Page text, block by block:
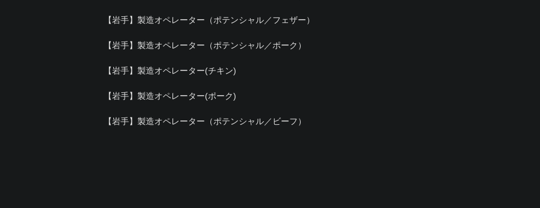
【岩手】製造オペレーター（ポテンシャル／フェザー）
【岩手】製造オペレーター（ポテンシャル／ポーク）
【岩手】製造オペレーター(チキン)
【岩手】製造オペレーター(ポーク)
【岩手】製造オペレーター（ポテンシャル／ビーフ）